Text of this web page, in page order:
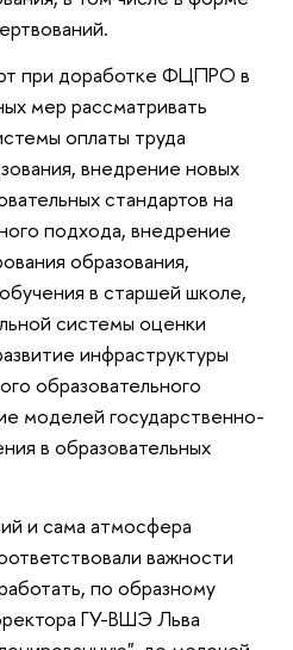
при доработке ФЦПРО в
мер рассматривать
оплаты труда
внедрение новых
стандартов на
подхода, внедрение
образования,
в старшей школе,
системы оценки
инфраструктуры
образовательного
моделей государственно-
в образовательных
и сама атмосфера
важности
по образному
ГУ-ВШЭ Льва